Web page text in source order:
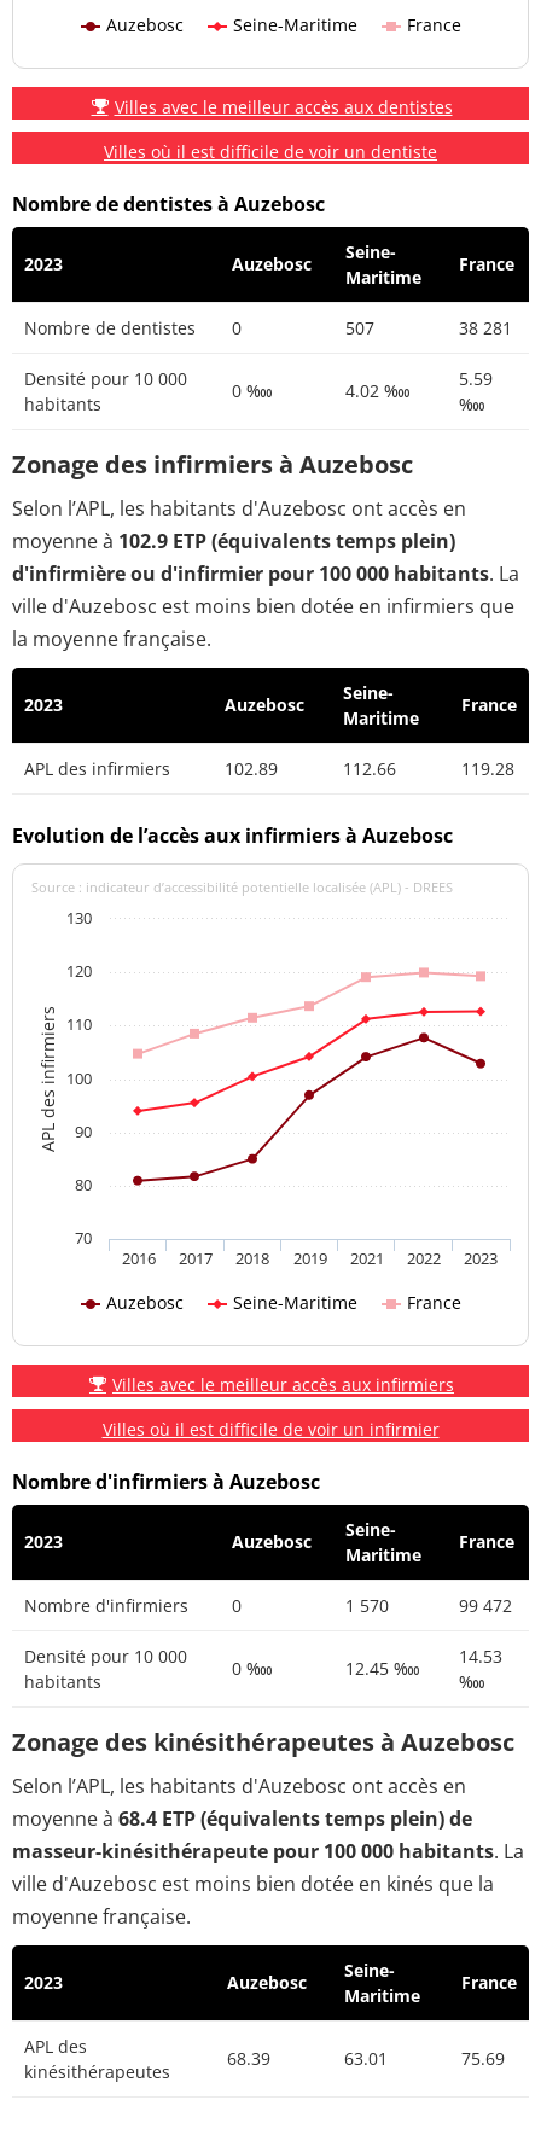
Auzebosc Seine-Maritime France
Villes avec le meilleur accès aux dentistes
Villes où il est difficile de voir un dentiste
Nombre de dentistes à Auzebosc
2023 Auzebosc
Seine-
Maritime
France
Nombre de dentistes 0 507 38 281
Densité pour 10 000
habitants
0 ‱ 4.02 ‱
5.59
‱
Zonage des infirmiers à Auzebosc
Selon l’APL, les habitants d'Auzebosc ont accès en
moyenne à 102.9 ETP (équivalents temps plein)
d'infirmière ou d'infirmier pour 100 000 habitants. La
ville d'Auzebosc est moins bien dotée en infirmiers que
la moyenne française.
2023 Auzebosc
Seine-
Maritime
France
APL des infirmiers 102.89 112.66 119.28
Evolution de l’accès aux infirmiers à Auzebosc
APL des infirmiers
Source : indicateur d’accessibilité potentielle localisée (APL) - DREES
Auzebosc Seine-Maritime France
2016 2017 2018 2019 2021 2022 2023
70
80
90
100
110
120
130
Villes avec le meilleur accès aux infirmiers
Villes où il est difficile de voir un infirmier
Nombre d'infirmiers à Auzebosc
2023 Auzebosc
Seine-
Maritime
France
Nombre d'infirmiers 0 1 570 99 472
Densité pour 10 000
habitants
0 ‱ 12.45 ‱
14.53
‱
Zonage des kinésithérapeutes à Auzebosc
Selon l’APL, les habitants d'Auzebosc ont accès en
moyenne à 68.4 ETP (équivalents temps plein) de
masseur-kinésithérapeute pour 100 000 habitants. La
ville d'Auzebosc est moins bien dotée en kinés que la
moyenne française.
2023 Auzebosc
Seine-
Maritime
France
APL des
kinésithérapeutes
68.39 63.01 75.69